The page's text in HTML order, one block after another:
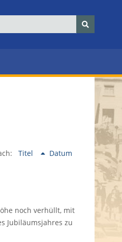
Titel Datum
noch verhüllt, mit
Jubiläumsjahres zu